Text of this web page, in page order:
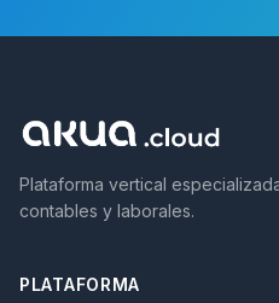
Plataforma vertical
contables y laborales.
PLATAFORMA